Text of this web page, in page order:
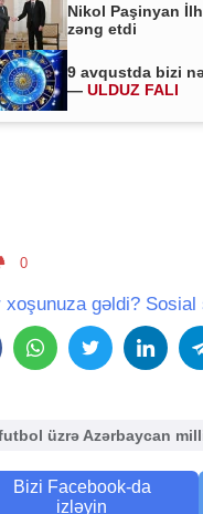
Nikol Paşinyan
zəng etdi
9 avqustda bizi
—ULDUZ FALI
0
xoşunuza gəldi? Sosial
üzrə Azərbaycan
Bizi Facebook-da
izləyin